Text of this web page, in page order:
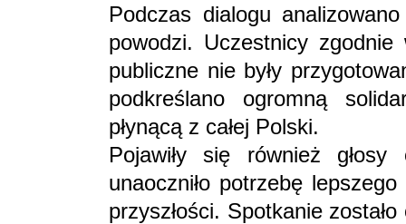
Podczas dialogu
powodzi. Uczestnicy
publiczne nie były
podkreślano ogromną
płynącą z całej Polski.
Pojawiły się również
unaoczniło potrzebę
przyszłości. Spotkanie